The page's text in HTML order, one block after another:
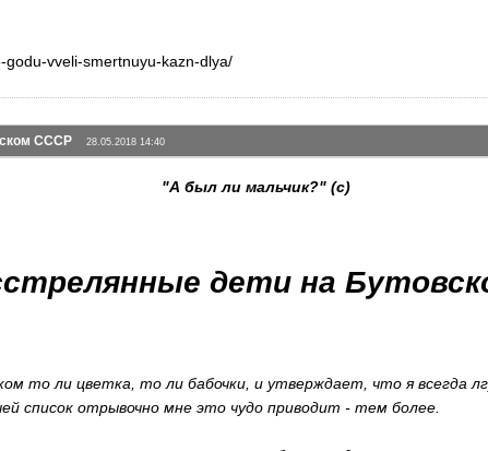
vveli-smertnuyu-kazn-dlya/
СССР 28.05.2018 14:40
"А был ли мальчик?" (с)
дети на
то ли цветка, то ли бабочки, и утверждает, что я всегда
список отрывочно мне это чудо приводит - тем более.